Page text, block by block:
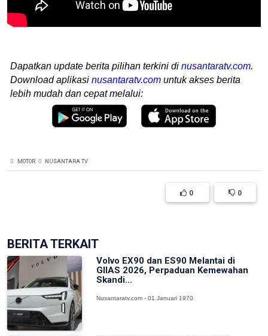
Dapatkan update berita pilihan terkini di nusantaratv.com.
Download aplikasi nusantaratv.com untuk akses berita
lebih mudah dan cepat melalui:
MOTOR NUSANTARA TV
0 0
BERITA TERKAIT
Volvo EX90 dan ES90 Melantai di
GIIAS 2026, Perpaduan Kemewahan
Skandi...
Nusantaratv.com - 01 Januari 1970